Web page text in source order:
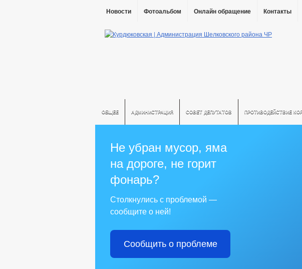
Новости Фотоальбом Онлайн обращение Контакты
ОБЩЕЕ АДМИНИСТРАЦИЯ СОВЕТ ДЕПУТАТОВ ПРОТИВОДЕЙСТВИЕ
Не убран мусор, яма
на дороге, не горит
фонарь?
Столкнулись с проблемой —
сообщите о ней!
Сообщить о проблеме